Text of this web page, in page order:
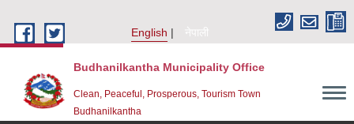
English
नेपाली
Budhanilkantha Municipality Office
Clean, Peaceful, Prosperous, Tourism Town
Budhanilkantha